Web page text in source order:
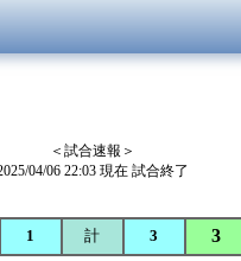
＜試合速報＞
04/06 22:03 現在 試合終了
1 計 3 3